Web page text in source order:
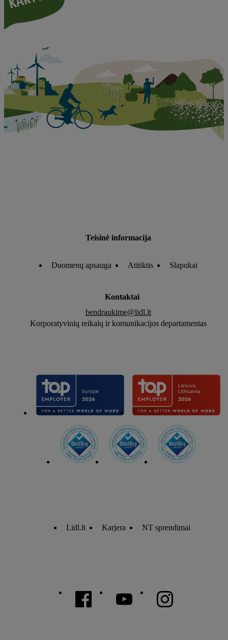
Teisinė informacija
Duomenų apsauga Atitiktis Slapukai
Kontaktai
bendraukime@lidl.lt
Korporatyvinių reikalų ir komunikacijos departamentas
Lidl.lt Karjera NT sprendimai